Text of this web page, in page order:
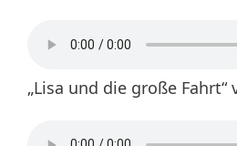
„Lisa und die große